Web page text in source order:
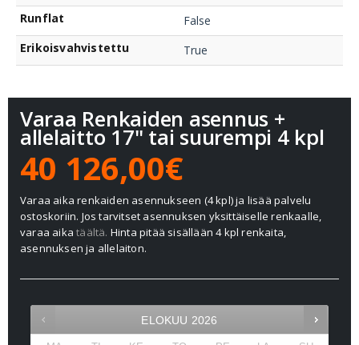
Runflat
False
Erikoisvahvistettu
True
Varaa Renkaiden asennus +
allelaitto 17" tai suurempi 4 kpl
40 126,00€
Varaa aika renkaiden asennukseen (4 kpl) ja lisää palvelu
ostoskoriin. Jos tarvitset asennuksen yksittäiselle renkaalle,
varaa aikatäältä. Hinta pitää sisällään 4 kpl renkaita,
asennuksen ja allelaiton.
ELOKUU 2026